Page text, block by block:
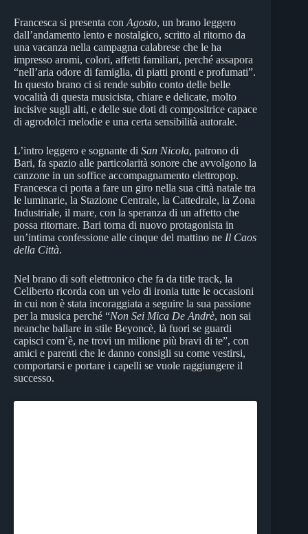
Francesca si presenta con Agosto, un brano leggero
dall’andamento lento e nostalgico, scritto al ritorno da
una vacanza nella campagna calabrese che le ha
impresso aromi, colori, affetti familiari, perché assapora
“nell’aria odore di famiglia, di piatti pronti e profumati”.
In questo brano ci si rende subito conto delle belle
vocalità di questa musicista, chiare e delicate, molto
incisive sugli alti, e delle sue doti di compositrice capace
di agrodolci melodie e una certa sensibilità autorale.
L’intro leggero e sognante di San Nicola, patrono di
Bari, fa spazio alle particolarità sonore che avvolgono la
canzone in un soffice accompagnamento elettropop.
Francesca ci porta a fare un giro nella sua città natale tra
le luminarie, la Stazione Centrale, la Cattedrale, la Zona
Industriale, il mare, con la speranza di un affetto che
possa ritornare. Bari torna di nuovo protagonista in
un’intima confessione alle cinque del mattino ne Il Caos
della Città.
Nel brano di soft elettronico che fa da title track, la
Celiberto ricorda con un velo di ironia tutte le occasioni
in cui non è stata incoraggiata a seguire la sua passione
per la musica perché “Non Sei Mica De Andrè, non sai
neanche ballare in stile Beyoncè, là fuori se guardi
capisci com’è, ne trovi un milione più bravi di te”, con
amici e parenti che le danno consigli su come vestirsi,
comportarsi e portare i capelli se vuole raggiungere il
successo.